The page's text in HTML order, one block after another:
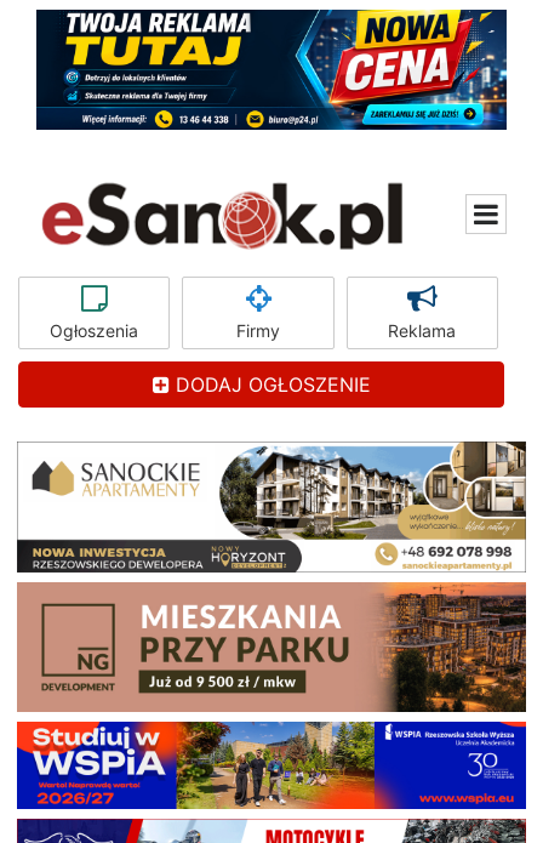
Ogłoszenia Firmy Reklama
DODAJ OGŁOSZENIE